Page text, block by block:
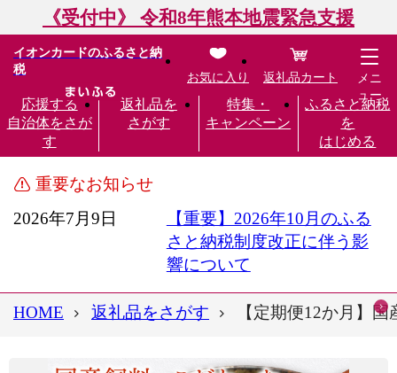
《受付中》 令和8年熊本地震緊急支援
イオンカードのふるさと納
税
応援する
自治体をさが
す
返礼品を
さがす
特集・
キャンペーン
ふるさと納税
を
はじめる
お気に入り 返礼品カート
メニ
ュー
重要なお知らせ
2026年7月9日
【重要】2026年10月のふる
さと納税制度改正に伴う影
響について
HOME 返礼品をさがす 【定期便12か月】